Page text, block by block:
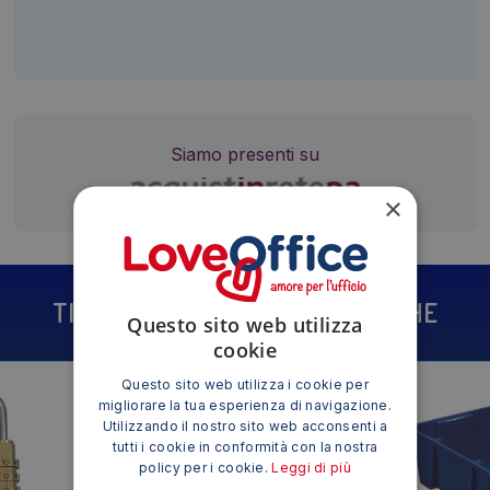
Siamo presenti su
TI POTREBBE INTERESSARE ANCHE
×
Questo sito web utilizza
cookie
Questo sito web utilizza i cookie per
migliorare la tua esperienza di navigazione.
Utilizzando il nostro sito web acconsenti a
tutti i cookie in conformità con la nostra
policy per i cookie.Leggi di più